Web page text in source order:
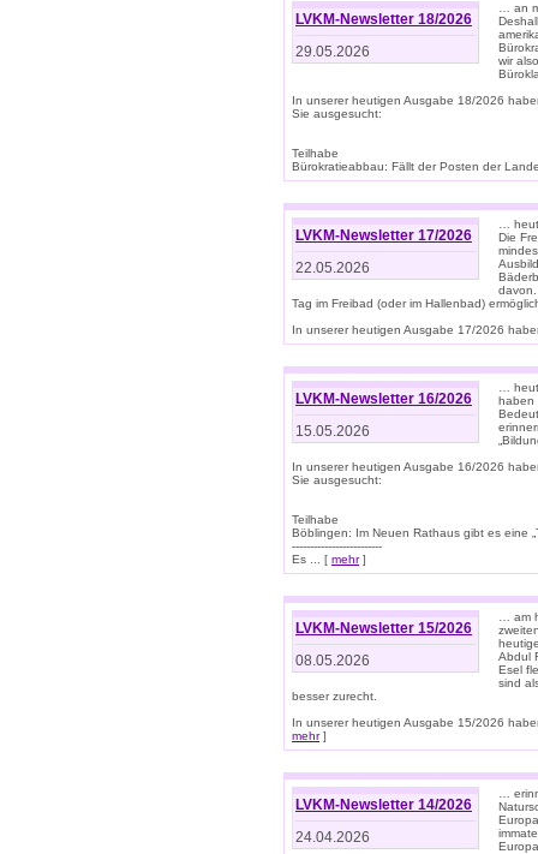
LVKM-Newsletter 18/2026
29.05.2026
… an
wir
In unserer heutigen Ausgabe 18/2026
Sie ausgesucht:
Teilhabe
Bürokratieabbau: Fällt der Posten der
LVKM-Newsletter 17/2026
22.05.2026
…
Die
davon.
Tag im Freibad (oder im Hallenbad)
In unserer heutigen Ausgabe 17/2026
LVKM-Newsletter 16/2026
15.05.2026
…
haben
In unserer heutigen Ausgabe 16/2026
Sie ausgesucht:
Teilhabe
Böblingen: Im Neuen Rathaus gibt es eine
-------------------------
Es ... [ mehr]
LVKM-Newsletter 15/2026
08.05.2026
… am
Abdul
Esel
sind
besser zurecht.
In unserer heutigen Ausgabe 15/2026
mehr]
LVKM-Newsletter 14/2026
24.04.2026
…